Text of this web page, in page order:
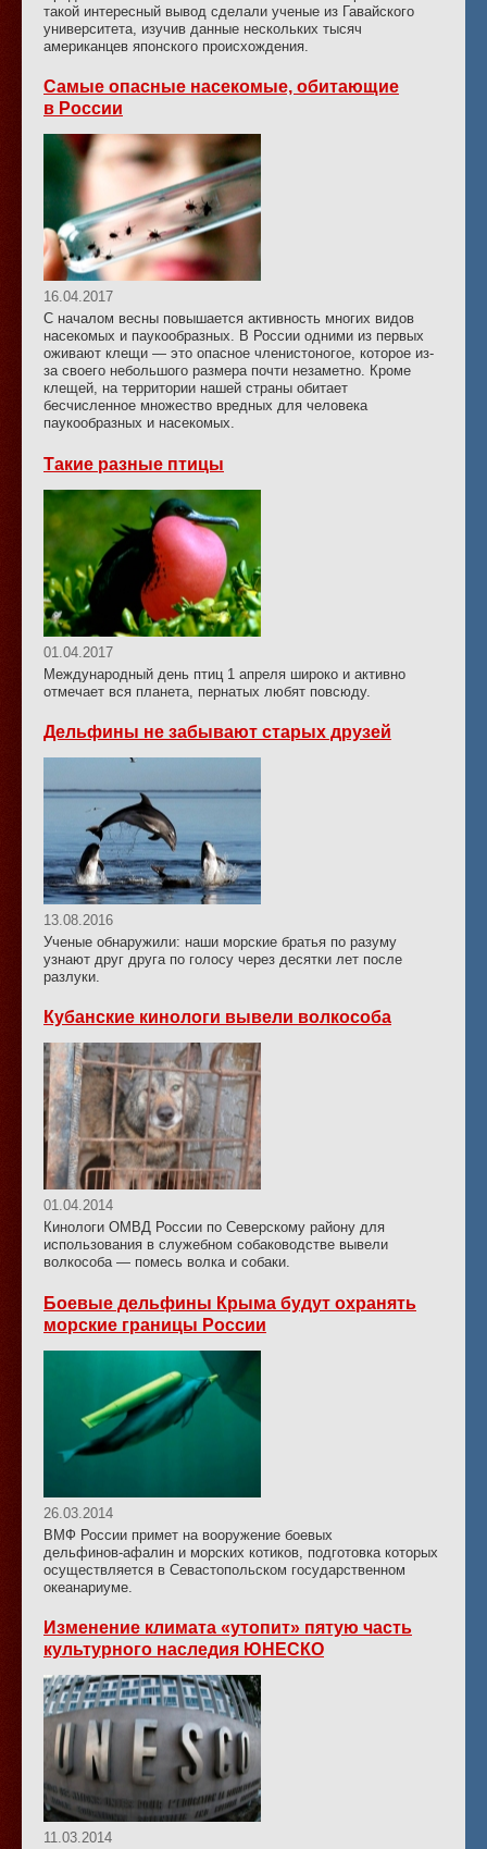
такой интересный вывод сделали ученые из Гавайского
университета, изучив данные нескольких тысяч
американцев японского происхождения.
Самые опасные насекомые, обитающие
в России
16.04.2017
С началом весны повышается активность многих видов
насекомых и паукообразных. В России одними из первых
оживают клещи — это опасное членистоногое, которое из-
за своего небольшого размера почти незаметно. Кроме
клещей, на территории нашей страны обитает
бесчисленное множество вредных для человека
паукообразных и насекомых.
Такие разные птицы
01.04.2017
Международный день птиц 1 апреля широко и активно
отмечает вся планета, пернатых любят повсюду.
Дельфины не забывают старых друзей
13.08.2016
Ученые обнаружили: наши морские братья по разуму
узнают друг друга по голосу через десятки лет после
разлуки.
Кубанские кинологи вывели волкособа
01.04.2014
Кинологи ОМВД России по Северскому району для
использования в служебном собаководстве вывели
волкособа — помесь волка и собаки.
Боевые дельфины Крыма будут охранять
морские границы России
26.03.2014
ВМФ России примет на вооружение боевых
дельфинов-афалин и морских котиков, подготовка которых
осуществляется в Севастопольском государственном
океанариуме.
Изменение климата «утопит» пятую часть
культурного наследия ЮНЕСКО
11.03.2014